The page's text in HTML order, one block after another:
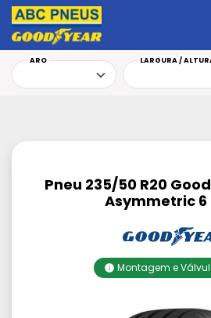
ARO LARGURA /
Pneu 235/50 R20
Asymmetric 6
Montagem e